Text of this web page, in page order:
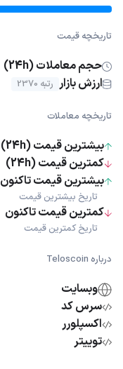
تاریخچه قیمت
حجم معاملات (24h)
ارزش بازار رتبه 2370
تاریخچه معاملات
بیشترین قیمت (24h)
کمترین قیمت (24h)
بیشترین قیمت تاکنون
تاریخ بیشترین قیمت
کمترین قیمت تاکنون
تاریخ کمترین قیمت
درباره Teloscoin
وبسایت
سرس کد
اکسپلورر
توییتر